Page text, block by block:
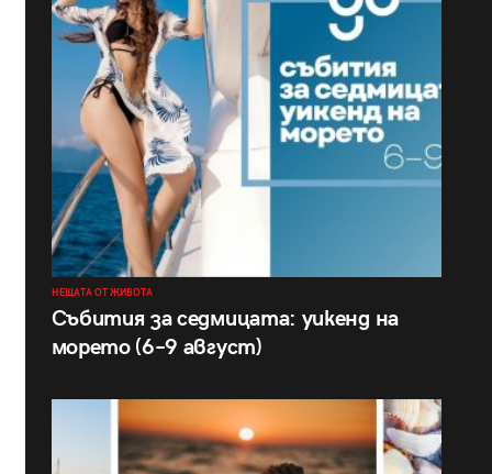
НЕЩАТА ОТ ЖИВОТА
Събития за седмицата: уикенд на
морето (6–9 август)